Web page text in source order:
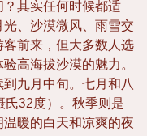
其实任何时候都适
、沙漠微风、雨雪交
前来，但大多数人选
高海拔沙漠的魅力。
九月中旬。七月和八
氏32度）。秋季则是
暖的白天和凉爽的夜